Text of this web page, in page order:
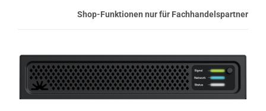
Shop-Funktionen nur für Fachhandelspartner